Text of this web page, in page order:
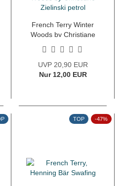
French Terry Winter
Woods by Christiane
UVP 20,90 EUR
Nur 12,00 EUR
TOP -47%